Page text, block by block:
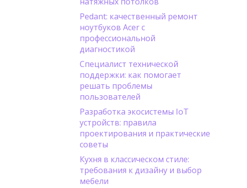
Pedant: качественный ремонт
ноутбуков Acer с
профессиональной
диагностикой
Специалист технической
поддержки: как помогает
решать проблемы
пользователей
Разработка экосистемы IoT
устройств: правила
проектирования и практические
советы
Кухня в классическом стиле:
требования к дизайну и выбор
мебели